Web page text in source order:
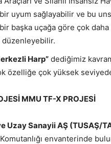
uyum sağlayabilir ve bu
başka uçağa göre çok
Harp” dediğimiz
özelliğe çok yüksek
MMU TF-X PROJESİ
Uzay Sanayii AŞ (TUSAŞ/
envanterinde